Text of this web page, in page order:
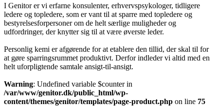
I Genitor er vi erfarne konsulenter, erhvervspsykologer, tidligere
ledere og topledere, som er vant til at sparre med topledere og
bestyrelsesforpersoner om de helt særlige muligheder og
udfordringer, der knytter sig til at være øverste leder.
Personlig kemi er afgørende for at etablere den tillid, der skal til for
at gøre sparringsrummet produktivt. Derfor indleder vi altid med en
helt uforpligtende samtale ansigt-til-ansigt.
Warning: Undefined variable $counter in
/var/www/genitor.dk/public_html/wp-
content/themes/genitor/templates/page-product.php on line 75